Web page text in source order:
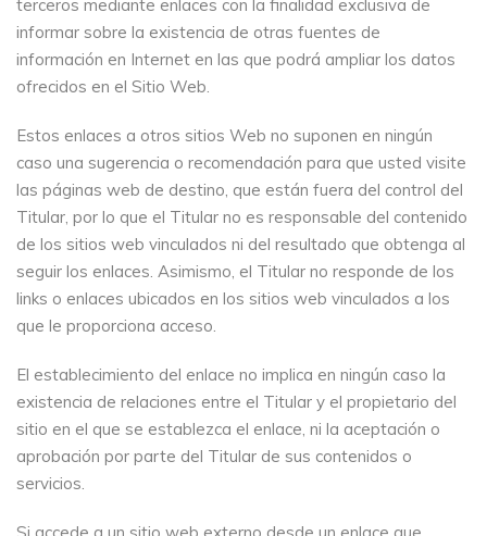
terceros mediante enlaces con la finalidad exclusiva de
informar sobre la existencia de otras fuentes de
información en Internet en las que podrá ampliar los datos
ofrecidos en el Sitio Web.
Estos enlaces a otros sitios Web no suponen en ningún
caso una sugerencia o recomendación para que usted visite
las páginas web de destino, que están fuera del control del
Titular, por lo que el Titular no es responsable del contenido
de los sitios web vinculados ni del resultado que obtenga al
seguir los enlaces. Asimismo, el Titular no responde de los
links o enlaces ubicados en los sitios web vinculados a los
que le proporciona acceso.
El establecimiento del enlace no implica en ningún caso la
existencia de relaciones entre el Titular y el propietario del
sitio en el que se establezca el enlace, ni la aceptación o
aprobación por parte del Titular de sus contenidos o
servicios.